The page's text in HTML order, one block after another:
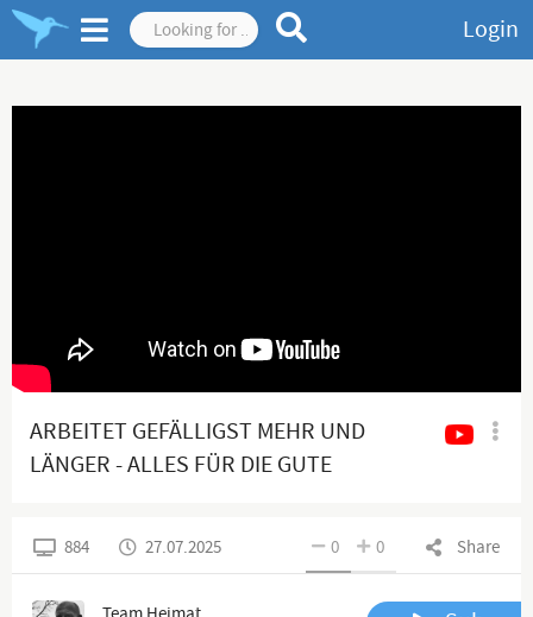
Login
ARBEITET GEFÄLLIGST MEHR UND
LÄNGER - ALLES FÜR DIE GUTE
Share
0 0
884 27.07.2025